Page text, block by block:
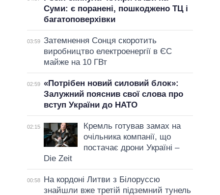
Суми: є поранені, пошкоджено ТЦ і
багатоповерхівки
03:59 Затемнення Сонця скоротить
виробництво електроенергії в ЄС
майже на 10 ГВт
02:59 «Потрібен новий силовий блок»:
Залужний пояснив свої слова про
вступ України до НАТО
02:15
Кремль готував замах на
очільника компанії, що
постачає дрони Україні –
Die Zeit
00:58
На кордоні Литви з Білоруссю
знайшли вже третій підземний тунель